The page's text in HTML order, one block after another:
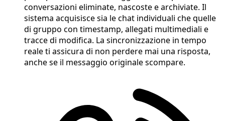
conversazioni eliminate, nascoste e archiviate. Il
sistema acquisisce sia le chat individuali che quelle
di gruppo con timestamp, allegati multimediali e
tracce di modifica. La sincronizzazione in tempo
reale ti assicura di non perdere mai una risposta,
anche se il messaggio originale scompare.